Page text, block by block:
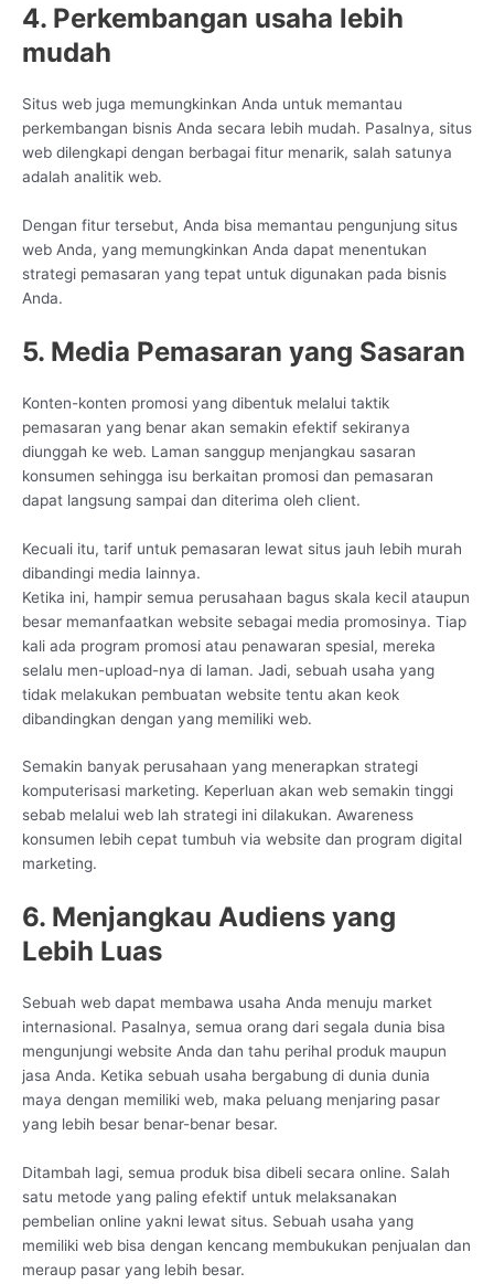
4. Perkembangan usaha lebih
mudah
Situs web juga memungkinkan Anda untuk memantau
perkembangan bisnis Anda secara lebih mudah. Pasalnya, situs
web dilengkapi dengan berbagai fitur menarik, salah satunya
adalah analitik web.
Dengan fitur tersebut, Anda bisa memantau pengunjung situs
web Anda, yang memungkinkan Anda dapat menentukan
strategi pemasaran yang tepat untuk digunakan pada bisnis
Anda.
5. Media Pemasaran yang Sasaran
Konten-konten promosi yang dibentuk melalui taktik
pemasaran yang benar akan semakin efektif sekiranya
diunggah ke web. Laman sanggup menjangkau sasaran
konsumen sehingga isu berkaitan promosi dan pemasaran
dapat langsung sampai dan diterima oleh client.
Kecuali itu, tarif untuk pemasaran lewat situs jauh lebih murah
dibandingi media lainnya.
Ketika ini, hampir semua perusahaan bagus skala kecil ataupun
besar memanfaatkan website sebagai media promosinya. Tiap
kali ada program promosi atau penawaran spesial, mereka
selalu men-upload-nya di laman. Jadi, sebuah usaha yang
tidak melakukan pembuatan website tentu akan keok
dibandingkan dengan yang memiliki web.
Semakin banyak perusahaan yang menerapkan strategi
komputerisasi marketing. Keperluan akan web semakin tinggi
sebab melalui web lah strategi ini dilakukan. Awareness
konsumen lebih cepat tumbuh via website dan program digital
marketing.
6. Menjangkau Audiens yang
Lebih Luas
Sebuah web dapat membawa usaha Anda menuju market
internasional. Pasalnya, semua orang dari segala dunia bisa
mengunjungi website Anda dan tahu perihal produk maupun
jasa Anda. Ketika sebuah usaha bergabung di dunia dunia
maya dengan memiliki web, maka peluang menjaring pasar
yang lebih besar benar-benar besar.
Ditambah lagi, semua produk bisa dibeli secara online. Salah
satu metode yang paling efektif untuk melaksanakan
pembelian online yakni lewat situs. Sebuah usaha yang
memiliki web bisa dengan kencang membukukan penjualan dan
meraup pasar yang lebih besar.